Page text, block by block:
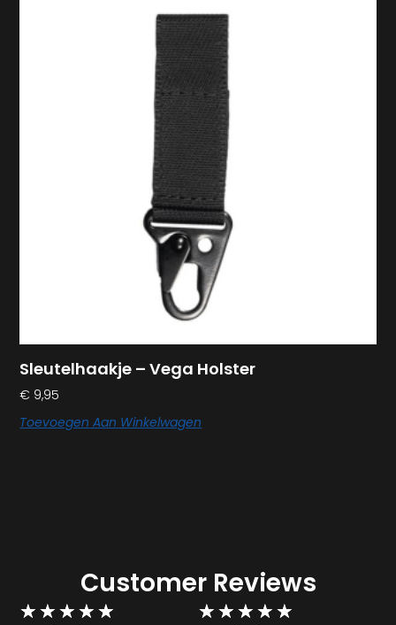
Sleutelhaakje – Vega Holster
€ 9,95
Toevoegen Aan Winkelwagen
Customer Reviews
★ ★ ★ ★ ★ ★ ★ ★ ★ ★